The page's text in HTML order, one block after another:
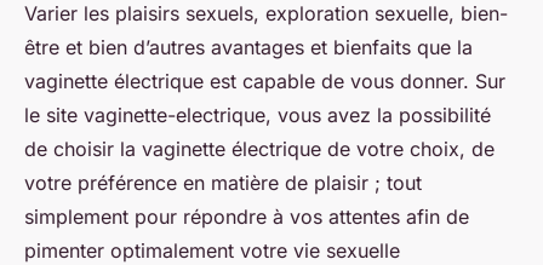
Varier les plaisirs sexuels, exploration sexuelle, bien-
être et bien d’autres avantages et bienfaits que la
vaginette électrique est capable de vous donner. Sur
le site vaginette-electrique, vous avez la possibilité
de choisir la vaginette électrique de votre choix, de
votre préférence en matière de plaisir ; tout
simplement pour répondre à vos attentes afin de
pimenter optimalement votre vie sexuelle